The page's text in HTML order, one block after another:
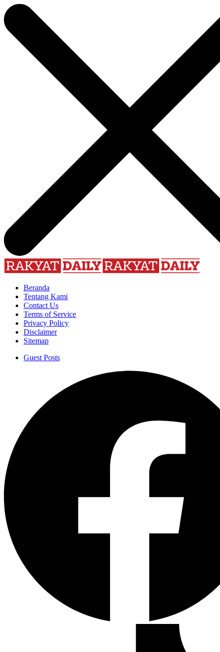
Beranda
Tentang Kami
Contact Us
Terms of Service
Privacy Policy
Disclaimer
Sitemap
Guest Posts